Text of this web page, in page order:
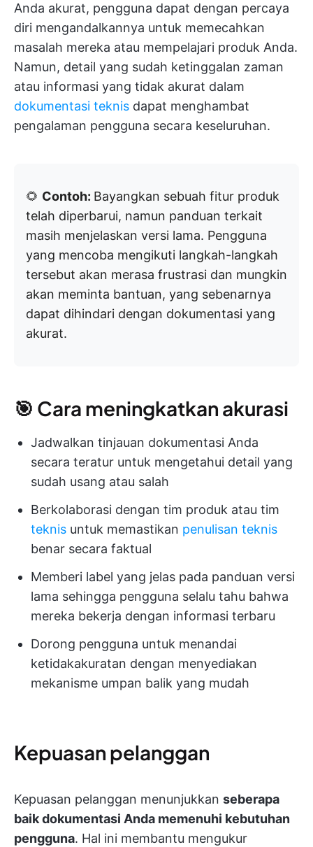
Anda akurat, pengguna dapat dengan percaya
diri mengandalkannya untuk memecahkan
masalah mereka atau mempelajari produk Anda.
Namun, detail yang sudah ketinggalan zaman
atau informasi yang tidak akurat dalam
dokumentasi teknis dapat menghambat
pengalaman pengguna secara keseluruhan.
🌻 Contoh: Bayangkan sebuah fitur produk
telah diperbarui, namun panduan terkait
masih menjelaskan versi lama. Pengguna
yang mencoba mengikuti langkah-langkah
tersebut akan merasa frustrasi dan mungkin
akan meminta bantuan, yang sebenarnya
dapat dihindari dengan dokumentasi yang
akurat.
🎯 Cara meningkatkan akurasi
Jadwalkan tinjauan dokumentasi Anda
secara teratur untuk mengetahui detail yang
sudah usang atau salah
Berkolaborasi dengan tim produk atau tim
teknis untuk memastikan penulisan teknis
benar secara faktual
Memberi label yang jelas pada panduan versi
lama sehingga pengguna selalu tahu bahwa
mereka bekerja dengan informasi terbaru
Dorong pengguna untuk menandai
ketidakakuratan dengan menyediakan
mekanisme umpan balik yang mudah
Kepuasan pelanggan
Kepuasan pelanggan menunjukkan seberapa
baik dokumentasi Anda memenuhi kebutuhan
pengguna. Hal ini membantu mengukur